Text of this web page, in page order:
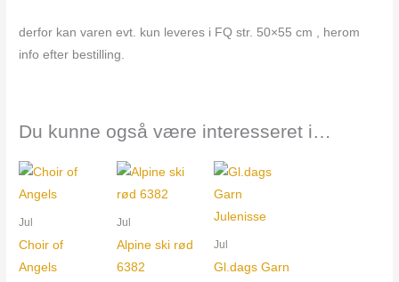
derfor kan varen evt. kun leveres i FQ str. 50×55 cm , herom
info efter bestilling.
Du kunne også være interesseret i…
Jul
Choir of
Angels
Jul
Alpine ski rød
6382
Jul
Gl.dags Garn